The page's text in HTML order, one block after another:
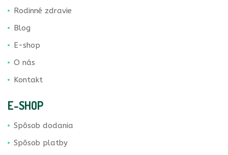
Rodinné zdravie
Blog
E-shop
O nás
Kontakt
E-SHOP
Spôsob dodania
Spôsob platby